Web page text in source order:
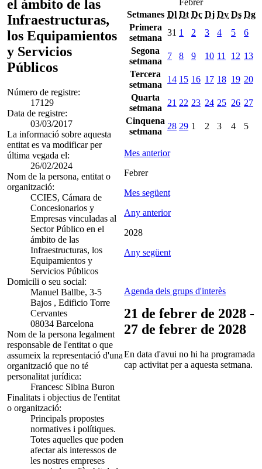
el ámbito de las
Infraestructuras,
los Equipamientos
y Servicios
Públicos
Número de registre:
17129
Data de registre:
03/03/2017
La informació sobre aquesta
entitat es va modificar per
última vegada el:
26/02/2024
Nom de la persona, entitat o
organització:
CCIES, Cámara de
Concesionarios y
Empresas vinculadas al
Sector Público en el
ámbito de las
Infraestructuras, los
Equipamientos y
Servicios Públicos
Domicili o seu social:
Manuel Ballbe, 3-5
Bajos , Edificio Torre
Cervantes
08034 Barcelona
Nom de la persona legalment
responsable de l'entitat o que
assumeix la representació d'una
organització que no té
personalitat jurídica:
Francesc Sibina Buron
Finalitats i objectius de l'entitat
o organització:
Principals propostes
normatives i polítiques.
Totes aquelles que poden
afectar als interessos de
les nostres empreses
Febrer
Setmanes Dl Dt Dc Dj Dv Ds Dg
Primera
setmana
31 1 2 3 4 5
6
Segona
setmana
7 8 9 10 11 12 13
Tercera
setmana
14 15 16 17 18 19 20
Quarta
setmana
21 22 23 24 25 26 27
Cinquena
setmana
28 29 1 2 3 4 5
Mes anterior
Febrer
Mes següent
Any anterior
2028
Any següent
Agenda dels grups d'interès
21 de febrer de 2028 -
27 de febrer de 2028
En data d'avui no hi ha programada
cap activitat per a aquesta setmana.